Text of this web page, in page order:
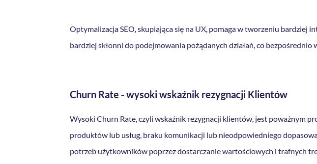
Optymalizacja SEO, skupiająca się na UX, pomaga w tworzeniu
bardziej skłonni do podejmowania pożądanych działań, co bezpośrednio
Churn Rate - wysoki wskaźnik rezygnacji Klientów
Wysoki Churn Rate, czyli wskaźnik rezygnacji klientów, jest poważnym
produktów lub usług, braku komunikacji lub nieodpowiedniego
potrzeb użytkowników poprzez dostarczanie wartościowych i trafnych